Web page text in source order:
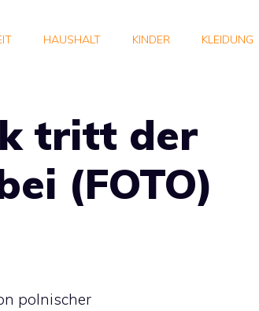
HAUSHALT KINDER KLEIDUNG
tritt der
(FOTO)
polnischer